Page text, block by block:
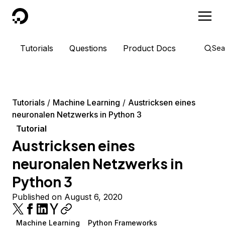
DigitalOcean
Tutorials Questions Product Docs
Tutorials Machine Learning
Austricksen eines
neuronalen Netzwerks in Python 3
Tutorial
Austricksen eines
neuronalen Netzwerks in
Python 3
Published on August 6, 2020
Machine Learning
Python Frameworks